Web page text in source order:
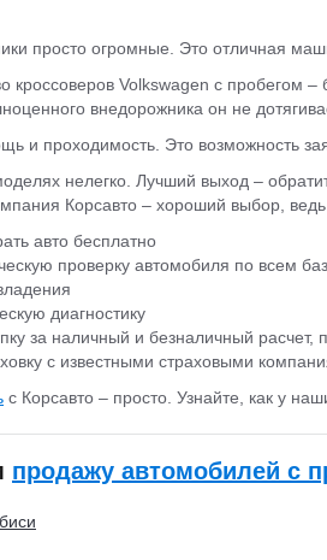
просто огромные. Это отличная
кроссоверов Volkswagen с пробегом
внедорожника он не
и проходимость. Это возможность
нелегко. Лучший выход –
Корсавто – хороший выбор,
авто бесплатно
проверку автомобиля по всем
диагностику
за наличный и безналичный расчет,
с известными страховыми
с Корсавто – просто. Узнайте, как у
продажу автомобилей с